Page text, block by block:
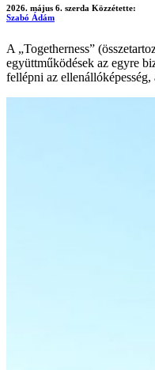
2026. május 6. szerda Közzétette:
Szabó Ádám
A „Togetherness”
együttműködések az egyre
fellépni az